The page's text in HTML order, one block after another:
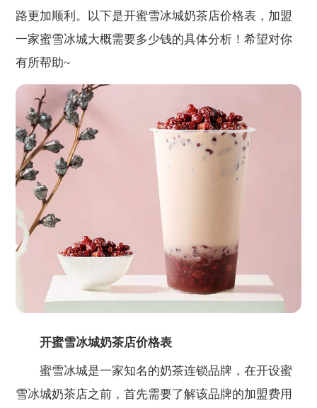
路更加顺利。以下是开蜜雪冰城奶茶店价格表，加盟
一家蜜雪冰城大概需要多少钱的具体分析！希望对你
有所帮助~
开蜜雪冰城奶茶店价格表
蜜雪冰城是一家知名的奶茶连锁品牌，在开设蜜
雪冰城奶茶店之前，首先需要了解该品牌的加盟费用